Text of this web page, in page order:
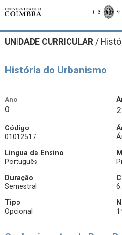
UNIDADE CURRICULAR /
História do Urbanismo
Ano
0
Código
01012517
Língua de Ensino
Português
Duração
Semestral
Tipo
Opcional